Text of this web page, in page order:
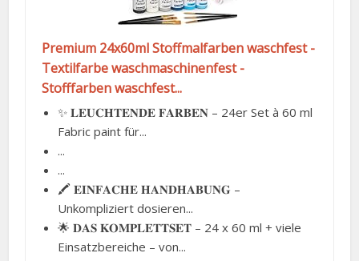
Premium 24x60ml Stoffmalfarben waschfest -
Textilfarbe waschmaschinenfest -
Stofffarben waschfest...
✨ 𝐋𝐄𝐔𝐂𝐇𝐓𝐄𝐍𝐃𝐄 𝐅𝐀𝐑𝐁𝐄𝐍 – 24er Set à 60 ml
Fabric paint für...
...
...
🖍️ 𝐄𝐈𝐍𝐅𝐀𝐂𝐇𝐄 𝐇𝐀𝐍𝐃𝐇𝐀𝐁𝐔𝐍𝐆 –
Unkompliziert dosieren...
🌟 𝐃𝐀𝐒 𝐊𝐎𝐌𝐏𝐋𝐄𝐓𝐓𝐒𝐄𝐓 – 24 x 60 ml + viele
Einsatzbereiche – von...